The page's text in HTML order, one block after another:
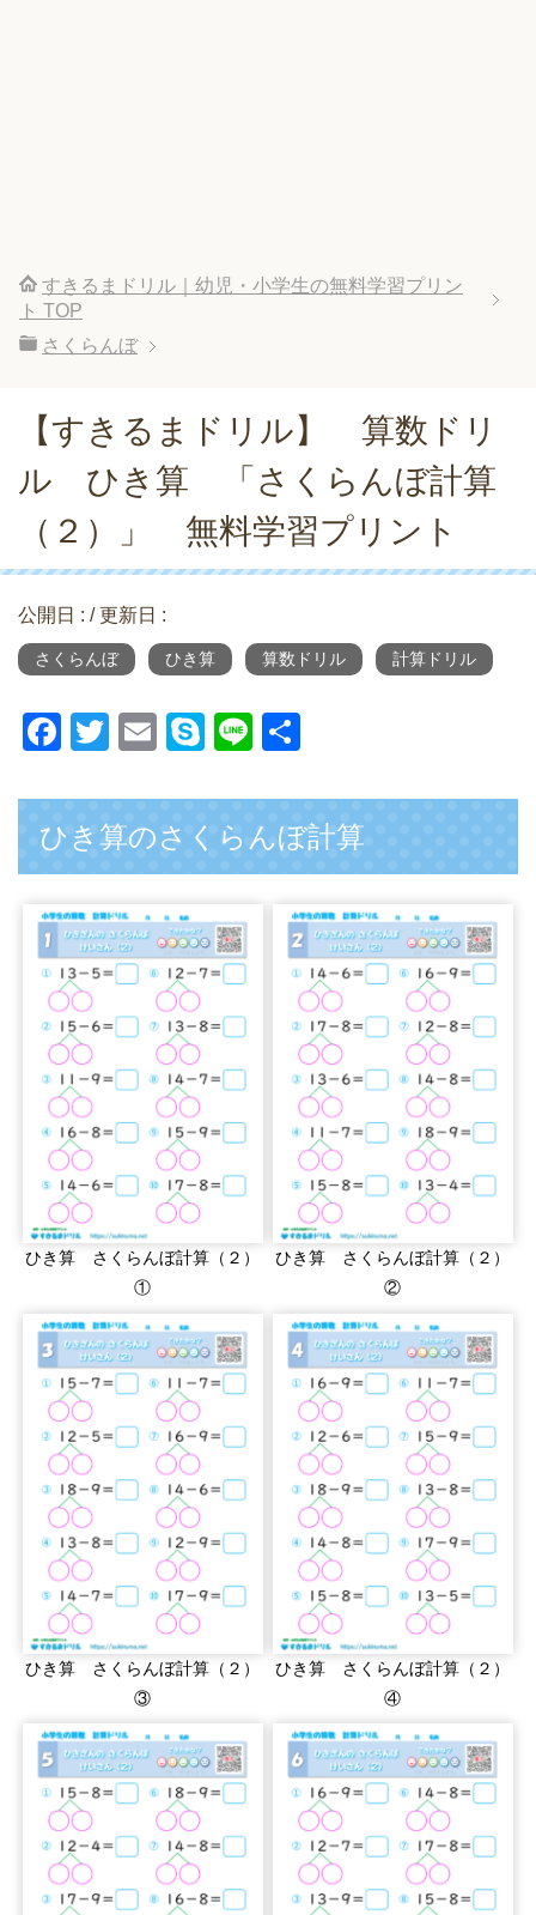
すきるまドリル｜幼児・小学生の無料学習プリン
ト TOP
さくらんぼ
【すきるまドリル】 算数ドリ
ル ひき算 「さくらんぼ計算
（２）」 無料学習プリント
公開日 : / 更新日 :
さくらんぼ ひき算 算数ドリル 計算ドリル
F
c
e
b
o
o
k
T
tt
er
E
ail
S
p
e
Li
e
ひき算のさくらんぼ計算
ひき算 さくらんぼ計算（２）
①
ひき算 さくらんぼ計算（２）
②
ひき算 さくらんぼ計算（２）
③
ひき算 さくらんぼ計算（２）
④